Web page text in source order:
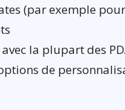
(par exemple
la plupart des
de